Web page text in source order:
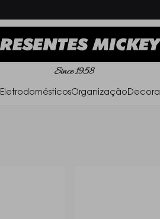
EletrodomésticosOrganização